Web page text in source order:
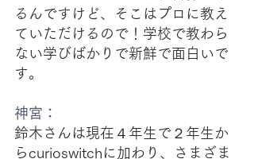
るんですけど、そこはプロに教え
ていただけるので！学校で教わら
ない学びばかりで新鮮で面白いで
す。
神宮：
鈴木さんは現在４年生で２年生か
らcurioswitchに加わり、さまざま